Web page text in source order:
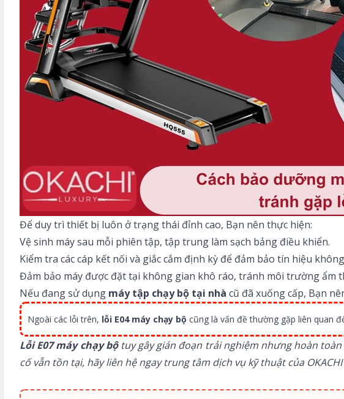
Để duy trì thiết bị luôn ở trạng thái đỉnh cao, Bạn nên thực hiện:
Vệ sinh máy sau mỗi phiên tập, tập trung làm sạch bảng điều khiển.
Kiểm tra các cáp kết nối và giắc cắm định kỳ để đảm bảo tín hiệu
Đảm bảo máy được đặt tại không gian khô ráo, tránh môi trường ẩm
Nếu đang sử dụng máy tập chạy bộ tại nhà cũ đã xuống cấp, Bạn
Ngoài các lỗi trên, lỗi E04 máy chạy bộ cũng là vấn đề thường gặp liên quan
Lỗi E07 máy chạy bộtuy gây gián đoạn trải nghiệm nhưng hoàn
cố vẫn tồn tại, hãy liên hệ ngay trung tâm dịch vụ kỹ thuật của